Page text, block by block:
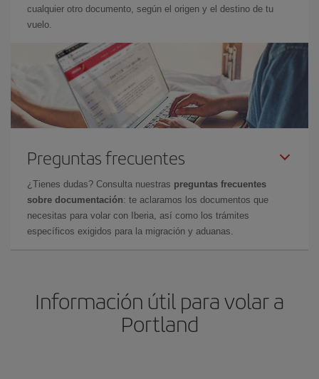
cualquier otro documento, según el origen y el destino de tu
vuelo.
Preguntas frecuentes
¿Tienes dudas? Consulta nuestras preguntas frecuentes
sobre documentación: te aclaramos los documentos que
necesitas para volar con Iberia, así como los trámites
específicos exigidos para la migración y aduanas.
Información útil para volar a
Portland